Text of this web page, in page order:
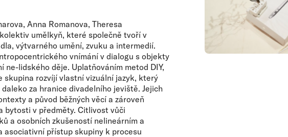
Anna Romanova, Theresa
umělkyň, které společně tvoří v
výtvarného umění, zvuku a intermedií.
vnímání v dialogu s objekty
ne-lidského děje. Uplatňováním metod DIY,
skupina rozvíjí vlastní vizuální jazyk, který
za hranice divadelního jeviště. Jejich
a původ běžných věcí a zároveň
bytosti v předměty. Citlivost vůči
a osobních zkušeností nelineárním a
asociativní přístup skupiny k procesu